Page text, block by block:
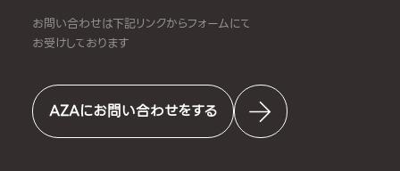
お問い合わせは下記リンクからフォームにて
お受けしております
AZAにお問い合わせをする